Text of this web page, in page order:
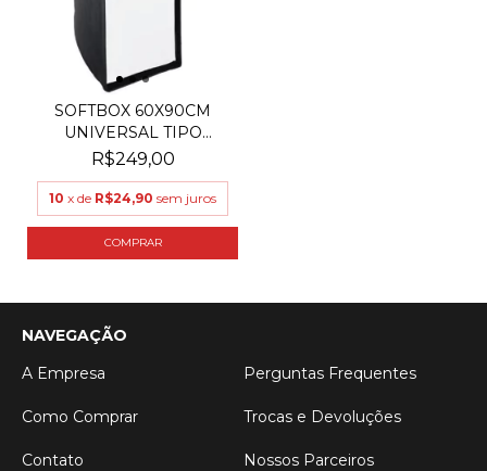
SOFTBOX 60X90CM
UNIVERSAL TIPO
SOMBRINHA
R$249,00
10 x de R$24,90 sem juros
NAVEGAÇÃO
A Empresa
Perguntas Frequentes
Como Comprar Trocas e Devoluções
Contato Nossos Parceiros